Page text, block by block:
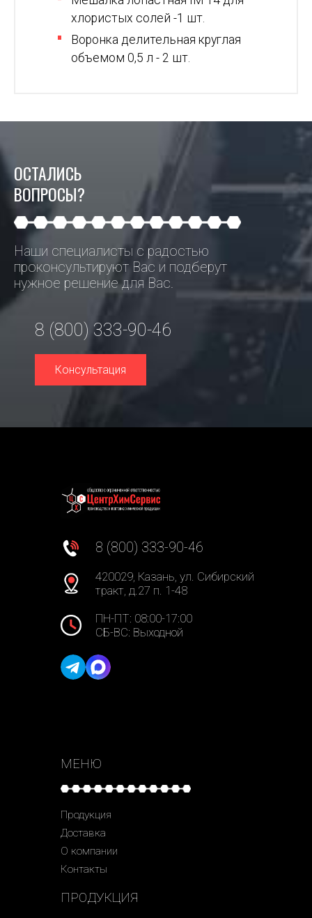
хлористых солей -1 шт.
Воронка делительная круглая
объемом 0,5 л - 2 шт.
ОСТАЛИСЬ
ВОПРОСЫ?
Наши специалисты с радостью
проконсультируют Вас и подберут
нужное решение для Вас.
8 (800) 333-90-46
Консультация
8 (800) 333-90-46
420029, Казань, ул. Сибирский
тракт, д.27 п. 1-48
ПН-ПТ: 08:00-17:00
СБ-ВС: Выходной
МЕНЮ
Продукция
Доставка
О компании
Контакты
ПРОДУКЦИЯ